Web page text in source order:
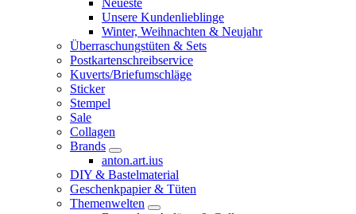
Neueste
Unsere Kundenlieblinge
Winter, Weihnachten & Neujahr
Überraschungstüten & Sets
Postkartenschreibservice
Kuverts/Briefumschläge
Sticker
Stempel
Sale
Collagen
Brands
anton.art.ius
DIY & Bastelmaterial
Geschenkpapier & Tüten
Themenwelten